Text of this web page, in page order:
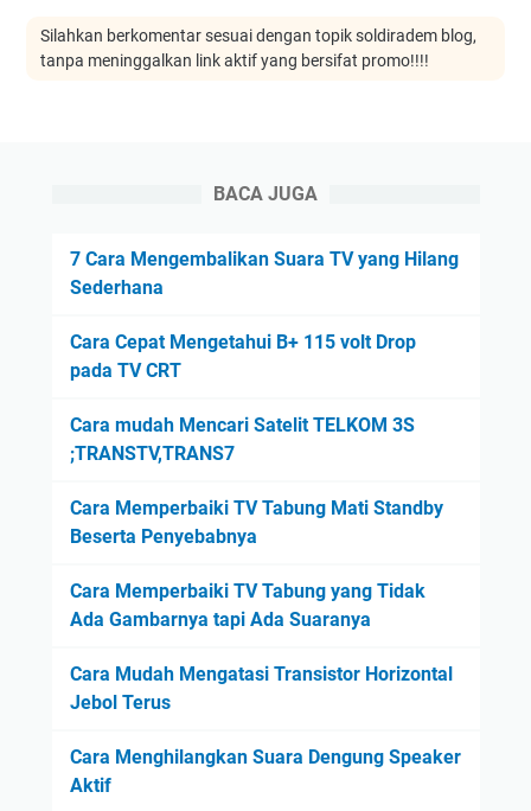
Silahkan berkomentar sesuai dengan topik soldiradem blog,
tanpa meninggalkan link aktif yang bersifat promo!!!!
BACA JUGA
7 Cara Mengembalikan Suara TV yang Hilang
Sederhana
Cara Cepat Mengetahui B+ 115 volt Drop
pada TV CRT
Cara mudah Mencari Satelit TELKOM 3S
;TRANSTV,TRANS7
Cara Memperbaiki TV Tabung Mati Standby
Beserta Penyebabnya
Cara Memperbaiki TV Tabung yang Tidak
Ada Gambarnya tapi Ada Suaranya
Cara Mudah Mengatasi Transistor Horizontal
Jebol Terus
Cara Menghilangkan Suara Dengung Speaker
Aktif